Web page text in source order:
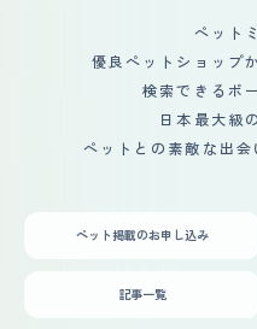
続けていました。お家に
水が欲しい時など要望があ
近くにいなくて寂しい時
まぁまぁ大きな声で鳴きます。 【総評】 ベン
迎え入れたいのは決まっ
ました。お迎えする子は
で凶暴な面はありません
ウ柄のようなので少し怖
んなことはありません。
で活発的になり可愛いで
んが、好奇心旺盛で、新
んでくれます。外に放し
作って家の周りを歩ける
別なので犬達は猫に気付
くゆっくり過ごせていて良
ペット
優良ペットショップ
検索できるポ
日本最大級
ペットとの素敵な出会
ペット掲載のお申し込み
記事一覧